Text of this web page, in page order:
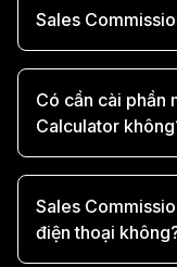
Sales
Có cần cài phần
Calculator
Sales
điện thoại